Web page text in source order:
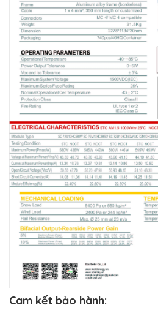
Cam kết bảo hành: